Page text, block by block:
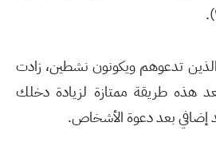
تدعوهم ويكونون نشطين، زادت
هذه طريقة ممتازة لزيادة دخلك
بعد دعوة الأشخاص.